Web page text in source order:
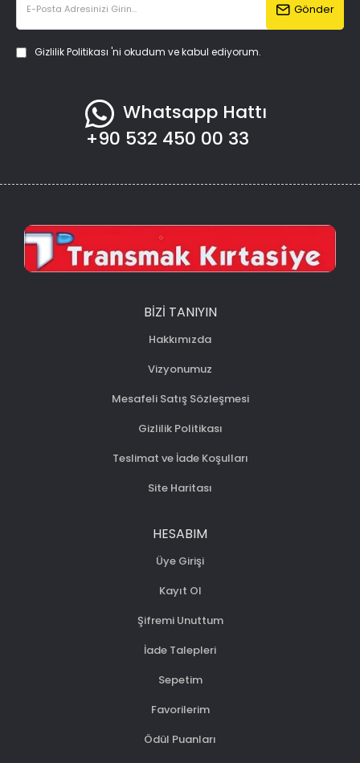
Gönder
Gizlilik Politikası 'ni okudum ve kabul ediyorum.
Whatsapp Hattı
+90 532 450 00 33
BIZI TANIYIN
Hakkımızda
Vizyonumuz
Mesafeli Satış Sözleşmesi
Gizlilik Politikası
Teslimat ve İade Koşulları
Site Haritası
HESABIM
Üye Girişi
Kayıt Ol
Şifremi Unuttum
İade Talepleri
Sepetim
Favorilerim
Ödül Puanları